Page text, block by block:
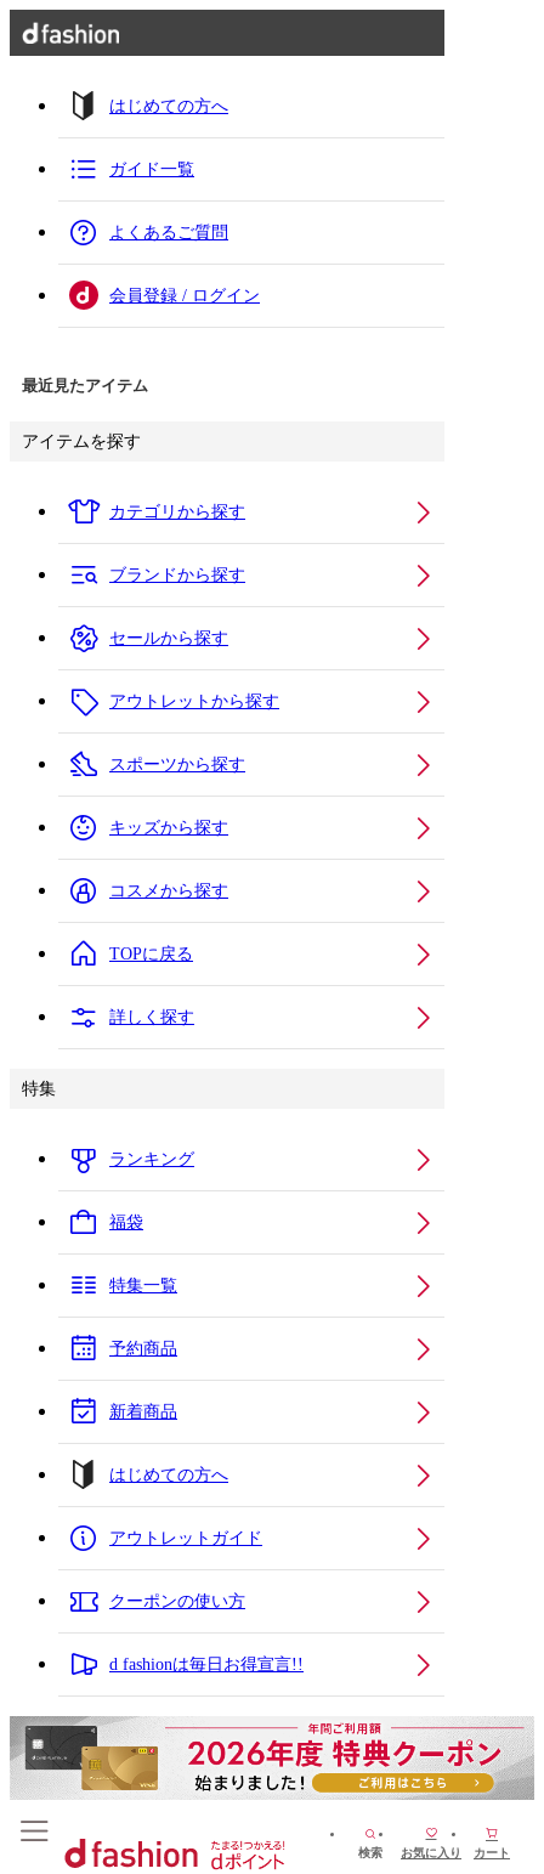
はじめての方へ
ガイド一覧
よくあるご質問
会員登録 / ログイン
最近見たアイテム
アイテムを探す
カテゴリから探す
ブランドから探す
セールから探す
アウトレットから探す
スポーツから探す
キッズから探す
コスメから探す
TOPに戻る
詳しく探す
特集
ランキング
福袋
特集一覧
予約商品
新着商品
はじめての方へ
アウトレットガイド
クーポンの使い方
d fashionは毎日お得宣言!!
検索 お気に入り カート